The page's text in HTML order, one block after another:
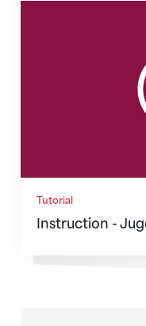
Tutorial
Instruction -